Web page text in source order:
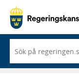
du
börjar
skriva